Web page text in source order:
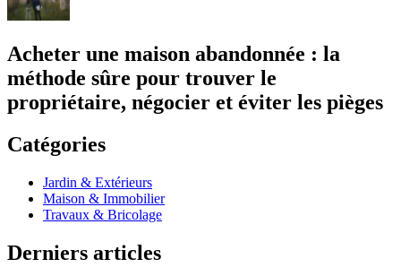
Acheter une maison abandonnée : la
méthode sûre pour trouver le
propriétaire, négocier et éviter les pièges
Catégories
Jardin & Extérieurs
Maison & Immobilier
Travaux & Bricolage
Derniers articles